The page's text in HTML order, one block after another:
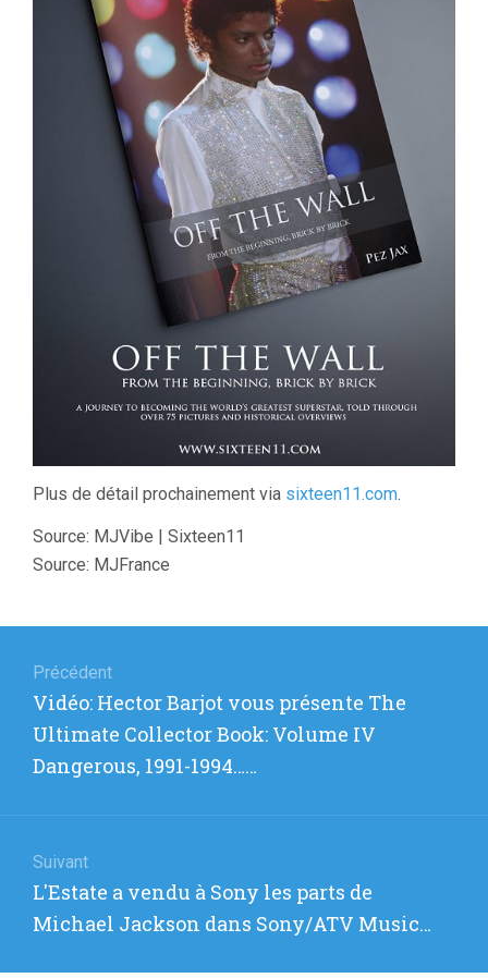
Plus de détail prochainement via sixteen11.com.
Source: MJVibe | Sixteen11
Source: MJFrance
de
l’article
Précédent
Article
précédent
:
Vidéo: Hector Barjot vous présente The
Ultimate Collector Book: Volume IV
Dangerous, 1991-1994……
Suivant
Article
suivant
L'Estate a vendu à Sony les parts de
Michael Jackson dans Sony/ATV Music…